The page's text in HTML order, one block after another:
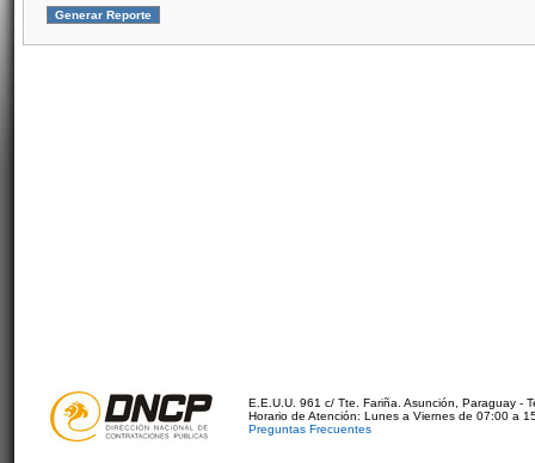
E.E.U.U. 961 c/ Tte. Fariña. Asunción, Paraguay -
Horario de Atención: Lunes a Viernes de 07:00 a
Preguntas Frecuentes